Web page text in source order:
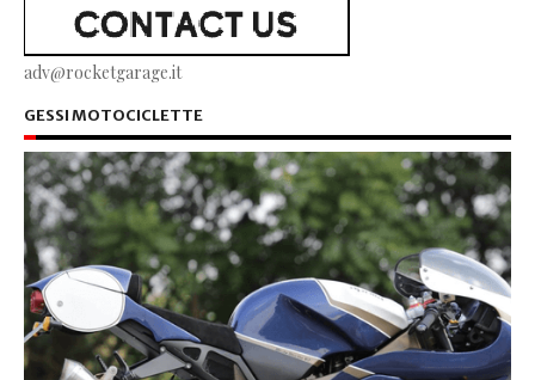
adv@rocketgarage.it
GESSI MOTOCICLETTE